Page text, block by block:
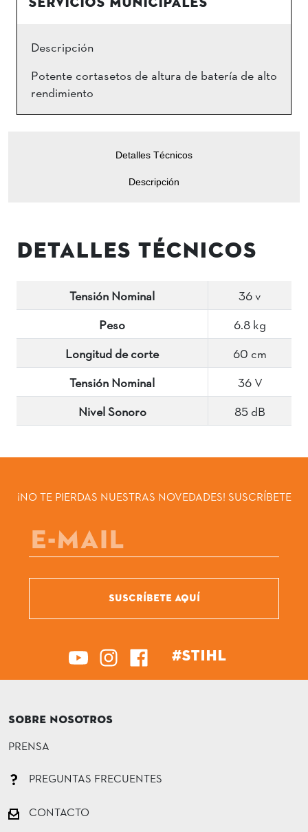
Descripción
Potente cortasetos de altura de batería de alto
rendimiento
Detalles Técnicos
Descripción
DETALLES TÉCNICOS
Tensión Nominal
36 v
Peso
6.8 kg
Longitud de corte
60 cm
Tensión Nominal
36 V
Nivel Sonoro
85 dB
¡NO TE PIERDAS NUESTRAS NOVEDADES! SUSCRÍBETE
SUSCRÍBETE AQUÍ
#STIHL
SOBRE NOSOTROS
PRENSA
PREGUNTAS FRECUENTES
CONTACTO